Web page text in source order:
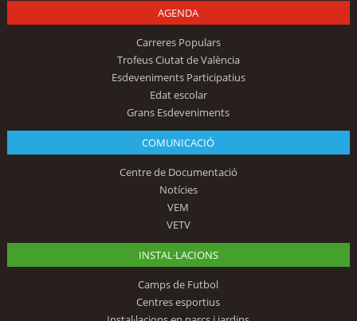
AGENDA
Carreres Populars
Trofeus Ciutat de València
Esdeveniments Participatius
Edat escolar
Grans Esdeveniments
COMUNICACIÓ
Centre de Documentació
Notícies
VEM
VETV
INSTAL·LACIONS
Camps de Futbol
Centres esportius